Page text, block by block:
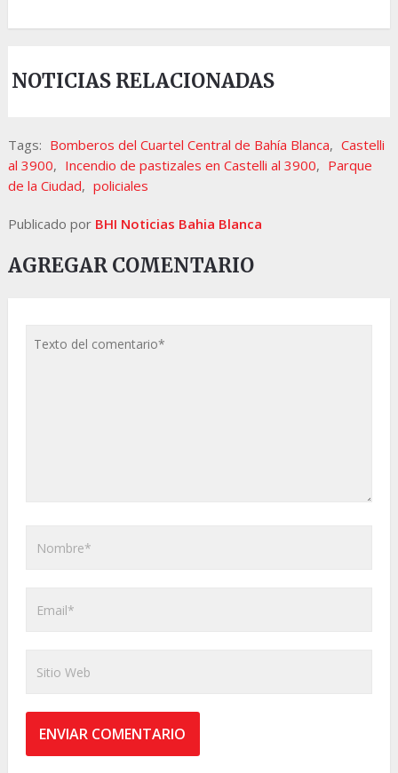
NOTICIAS RELACIONADAS
Tags: Bomberos del Cuartel Central de Bahía Blanca, Castelli
al 3900, Incendio de pastizales en Castelli al 3900, Parque
de la Ciudad, policiales
Publicado por BHI Noticias Bahia Blanca
AGREGAR COMENTARIO